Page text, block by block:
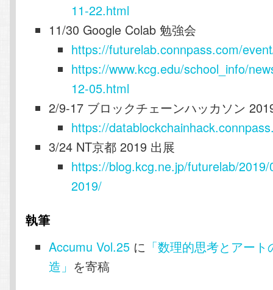
11-22.html
11/30 Google Colab 勉強会
https://futurelab.connpass.com/
https://www.kcg.edu/school_info/
12-05.html
2/9-17 ブロックチェーンハッカソン
https://
3/24 NT京都 2019 出展
https://blog.kcg.ne.jp/futurelab/
2019/
執筆
Accumu Vol.25 に 「数理的思考とアー
造」 を寄稿